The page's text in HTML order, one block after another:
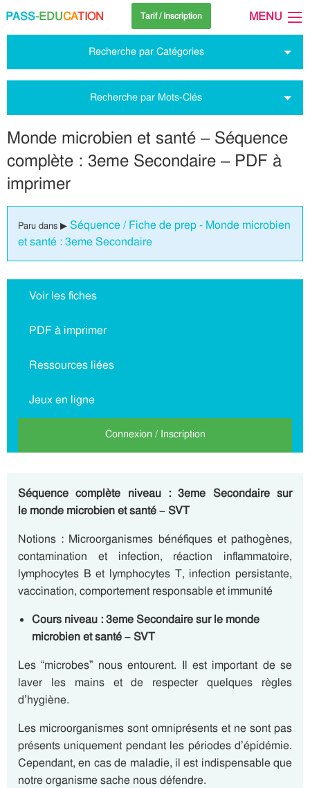
PASS-EDUCATION Tarif / Inscription MENU
Recherche par Catégories
Recherche par Mots-Clés
Monde microbien et santé – Séquence
complète : 3eme Secondaire – PDF à
imprimer
Paru dans ▶ Séquence / Fiche de prep - Monde microbien
et santé : 3eme Secondaire
Voir les fiches
PDF à imprimer
Ressources liées
Jeux en ligne
Connexion / Inscription
Séquence complète niveau : 3eme Secondaire sur
le monde microbien et santé – SVT
Notions : Microorganismes bénéfiques et pathogènes,
contamination et infection, réaction inflammatoire,
lymphocytes B et lymphocytes T, infection persistante,
vaccination, comportement responsable et immunité
Cours niveau : 3eme Secondaire sur le monde
microbien et santé – SVT
Les “microbes” nous entourent. Il est important de se
laver les mains et de respecter quelques règles
d’hygiène.
Les microorganismes sont omniprésents et ne sont pas
présents uniquement pendant les périodes d’épidémie.
Cependant, en cas de maladie, il est indispensable que
notre organisme sache nous défendre.